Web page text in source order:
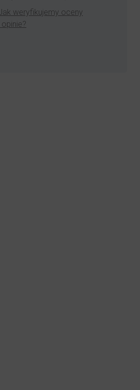
weryfikujemy oceny
opinie?